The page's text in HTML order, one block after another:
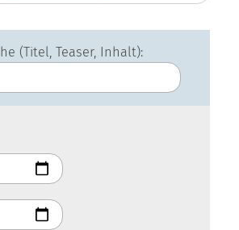
(Titel, Teaser, Inhalt):